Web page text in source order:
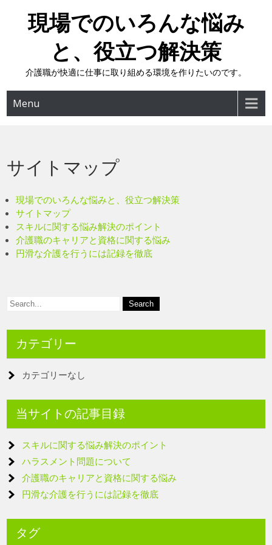
content現場でのいろんな悩み
と、役立つ解決策
介護職が快適に仕事に取り組める環境を作りたいのです。
Menu
サイトマップ
現場でのいろんな悩みと、役立つ解決策
サイトマップ
スキルに関する悩み解決のポイント
介護職のキャリアと資格に関する悩み
円滑な介護を行うには記録を徹底
カテゴリー
カテゴリーなし
当サイトの記事目録
スキルに関する悩み解決のポイント
ハラスメント問題について
介護職のキャリアと資格に関する悩み
円滑な介護を行うには記録を徹底
タグ